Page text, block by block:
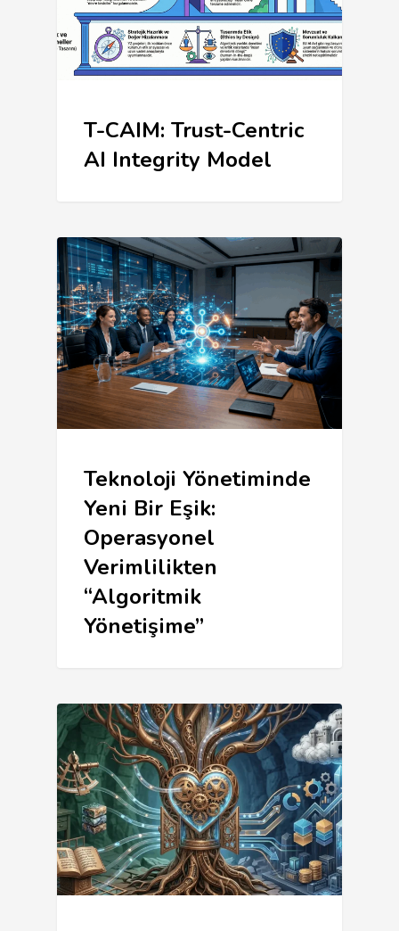
T-CAIM: Trust-Centric
AI Integrity Model
Teknoloji Yönetiminde
Yeni Bir Eşik:
Operasyonel
Verimlilikten
“Algoritmik
Yönetişime”